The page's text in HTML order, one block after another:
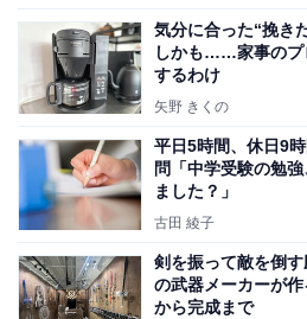
気分に合った“挽き
しかも……家事のプ
するわけ
矢野 きくの
平日5時間、休日9
問「中学受験の勉
ました？」
古田 綾子
剣を振って敵を倒
の武器メーカーが
から完成まで